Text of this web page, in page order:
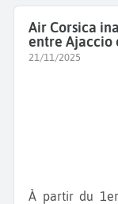
Air Corsica
entre Ajaccio
21/11/2025
À partir du 1er juillet 2026, Air Corsica proposera